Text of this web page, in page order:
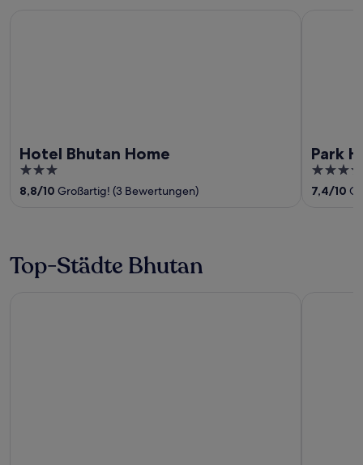
Hotel Bhutan Home
3
out
8,8/10 Großartig! (3 Bewertungen)
Park
3.5
out
7,4/10
Top-Städte Bhutan